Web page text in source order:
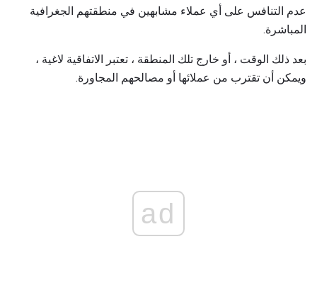
عدم التنافس على أي عملاء مشابهين في منطقتهم الجغرافية
المباشرة.
بعد ذلك الوقت ، أو خارج تلك المنطقة ، تعتبر الاتفاقية لاغية ،
ويمكن أن تقترب من عملائها أو مصالحهم المجاورة.
ad